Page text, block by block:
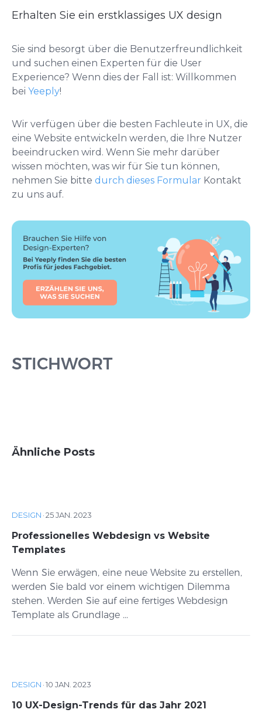
Erhalten Sie ein erstklassiges UX design
Sie sind besorgt über die Benutzerfreundlichkeit
und suchen einen Experten für die User
Experience? Wenn dies der Fall ist: Willkommen
bei Yeeply!
Wir verfügen über die besten Fachleute in UX, die
eine Website entwickeln werden, die Ihre Nutzer
beeindrucken wird. Wenn Sie mehr darüber
wissen möchten, was wir für Sie tun können,
nehmen Sie bitte durch dieses Formular Kontakt
zu uns auf.
STICHWORT
Ähnliche Posts
DESIGN ·25 JAN. 2023
Professionelles Webdesign vs Website
Templates
Wenn Sie erwägen, eine neue Website zu erstellen,
werden Sie bald vor einem wichtigen Dilemma
stehen. Werden Sie auf eine fertiges Webdesign
Template als Grundlage ...
DESIGN ·10 JAN. 2023
10 UX-Design-Trends für das Jahr 2021